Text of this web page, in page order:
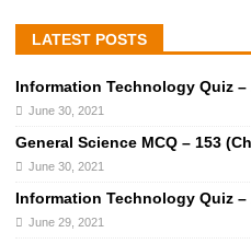
LATEST POSTS
Information Technology Quiz –
June 30, 2021
General Science MCQ – 153
June 30, 2021
Information Technology Quiz –
June 29, 2021